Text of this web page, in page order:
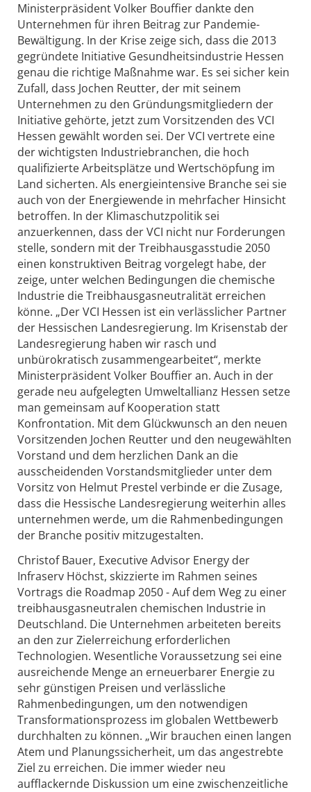
Ministerpräsident Volker Bouffier dankte den
Unternehmen für ihren Beitrag zur Pandemie-
Bewältigung. In der Krise zeige sich, dass die 2013
gegründete Initiative Gesundheitsindustrie Hessen
genau die richtige Maßnahme war. Es sei sicher kein
Zufall, dass Jochen Reutter, der mit seinem
Unternehmen zu den Gründungsmitgliedern der
Initiative gehörte, jetzt zum Vorsitzenden des VCI
Hessen gewählt worden sei. Der VCI vertrete eine
der wichtigsten Industriebranchen, die hoch
qualifizierte Arbeitsplätze und Wertschöpfung im
Land sicherten. Als energieintensive Branche sei sie
auch von der Energiewende in mehrfacher Hinsicht
betroffen. In der Klimaschutzpolitik sei
anzuerkennen, dass der VCI nicht nur Forderungen
stelle, sondern mit der Treibhausgasstudie 2050
einen konstruktiven Beitrag vorgelegt habe, der
zeige, unter welchen Bedingungen die chemische
Industrie die Treibhausgasneutralität erreichen
könne. „Der VCI Hessen ist ein verlässlicher Partner
der Hessischen Landesregierung. Im Krisenstab der
Landesregierung haben wir rasch und
unbürokratisch zusammengearbeitet“, merkte
Ministerpräsident Volker Bouffier an. Auch in der
gerade neu aufgelegten Umweltallianz Hessen setze
man gemeinsam auf Kooperation statt
Konfrontation. Mit dem Glückwunsch an den neuen
Vorsitzenden Jochen Reutter und den neugewählten
Vorstand und dem herzlichen Dank an die
ausscheidenden Vorstandsmitglieder unter dem
Vorsitz von Helmut Prestel verbinde er die Zusage,
dass die Hessische Landesregierung weiterhin alles
unternehmen werde, um die Rahmenbedingungen
der Branche positiv mitzugestalten.
Christof Bauer, Executive Advisor Energy der
Infraserv Höchst, skizzierte im Rahmen seines
Vortrags die Roadmap 2050 - Auf dem Weg zu einer
treibhausgasneutralen chemischen Industrie in
Deutschland. Die Unternehmen arbeiteten bereits
an den zur Zielerreichung erforderlichen
Technologien. Wesentliche Voraussetzung sei eine
ausreichende Menge an erneuerbarer Energie zu
sehr günstigen Preisen und verlässliche
Rahmenbedingungen, um den notwendigen
Transformationsprozess im globalen Wettbewerb
durchhalten zu können. „Wir brauchen einen langen
Atem und Planungssicherheit, um das angestrebte
Ziel zu erreichen. Die immer wieder neu
aufflackernde Diskussion um eine zwischenzeitliche